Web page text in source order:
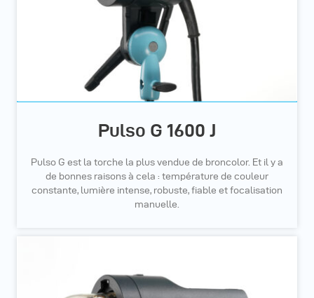
Pulso G 1600 J
Pulso G est la torche la plus vendue de broncolor. Et il y a
de bonnes raisons à cela : température de couleur
constante, lumière intense, robuste, fiable et focalisation
manuelle.